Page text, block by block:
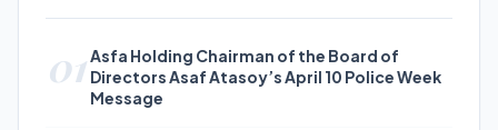
01Asfa Holding Chairman of the Board of
Directors Asaf Atasoy’s April 10 Police Week
Message